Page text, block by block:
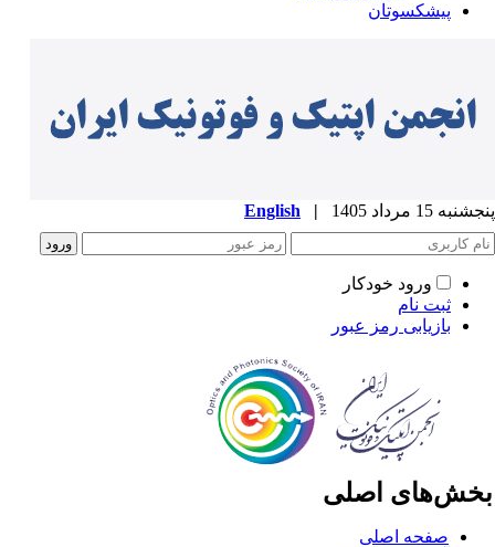
پیشکسوتان
15 مرداد 1405 |
English
ورود خودکار
ثبت نام
بازیابی رمز عبور
اصلی
صفحه اصلی